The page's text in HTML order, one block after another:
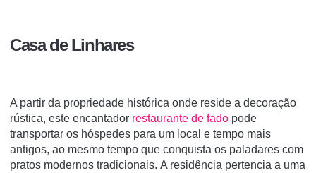
Casa de Linhares
A partir da propriedade histórica onde reside a decoração
rústica, este encantador restaurante de fado pode
transportar os hóspedes para um local e tempo mais
antigos, ao mesmo tempo que conquista os paladares com
pratos modernos tradicionais. A residência pertencia a uma